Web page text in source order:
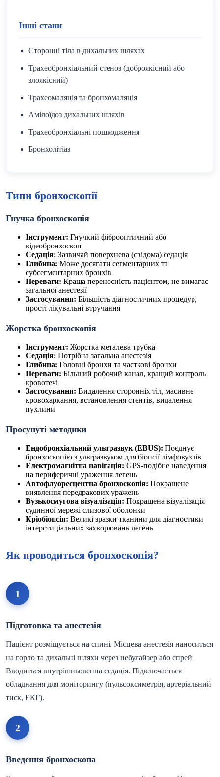
Інші стани
Сторонні тіла в дихальних шляхах
Трахеобронхіальний стеноз (доброякісний або
злоякісний)
Трахеомаляція та бронхомаляція
Амілоїдоз дихальних шляхів
Трахеобронхіальні пошкодження
Бронхолітіаз
Типи бронхоскопії
Гнучка бронхоскопія
Інструмент: Гнучкий фіброоптичний або
відеобронхоскоп
Седація: Зазвичай поверхнева (свідома) седація
Глибина: Може досягати сегментарних та
субсегментарних бронхів
Переваги: Краща переносність пацієнтом, не вимагає
загальної анестезії
Застосування: Більшість діагностичних процедур,
прості лікувальні втручання
Жорстка бронхоскопія
Інструмент: Жорстка металева трубка
Седація: Потрібна загальна анестезія
Глибина: Головні бронхи та часткові бронхи
Переваги: Більший робочий канал, кращий контроль
кровотечі
Застосування: Видалення сторонніх тіл, масивне
кровохаркання, встановлення стентів, видалення
пухлини
Просунуті методики
Ендобронхіальний ультразвук (EBUS): Поєднує
бронхоскопію з ультразвуком для біопсії лімфовузлів
Електромагнітна навігація: GPS-подібне наведення
на периферичні ураження легень
Автофлуоресцентна бронхоскопія: Покращене
виявлення передракових уражень
Вузькосмугова візуалізація: Покращена візуалізація
судинної мережі слизової оболонки
Кріобіопсія: Великі зразки тканини для діагностики
інтерстиціальних захворювань легень
Як проводиться бронхоскопія?
1
Підготовка та анестезія
Пацієнт розміщується на спині. Місцева анестезія наноситься
на горло та дихальні шляхи через небулайзер або спрей.
Вводиться внутрішньовенна седація. Підключається
обладнання для моніторингу (пульсоксиметрія, артеріальний
тиск, ЕКГ).
2
Введення бронхоскопа